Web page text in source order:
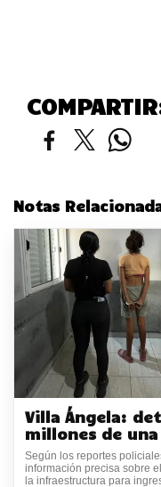
Notas
Villa Ángela:
millones de
Según los reportes
información precisa sobre
la infraestructura para